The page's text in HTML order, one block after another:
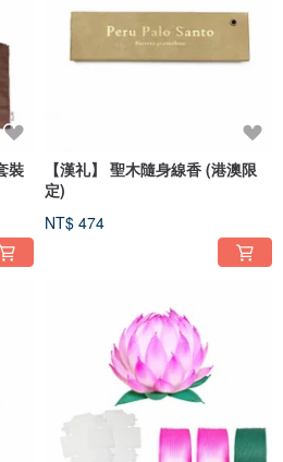
裝
【漢礼】 聖木隨身線香 (港澳限
定)
NT$ 474